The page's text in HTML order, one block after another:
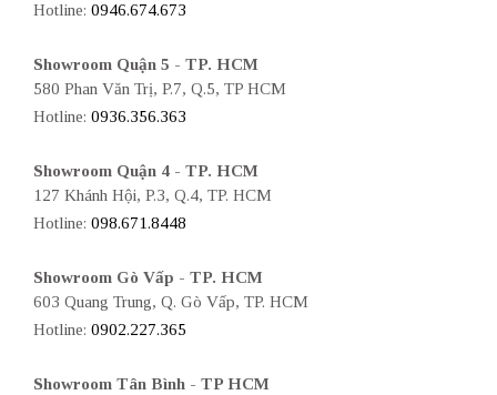
Hotline: 0946.674.673
Showroom Quận 5 - TP. HCM
580 Phan Văn Trị, P.7, Q.5, TP HCM
Hotline: 0936.356.363
Showroom Quận 4 - TP. HCM
127 Khánh Hội, P.3, Q.4, TP. HCM
Hotline: 098.671.8448
Showroom Gò Vấp - TP. HCM
603 Quang Trung, Q. Gò Vấp, TP. HCM
Hotline: 0902.227.365
Showroom Tân Bình - TP HCM